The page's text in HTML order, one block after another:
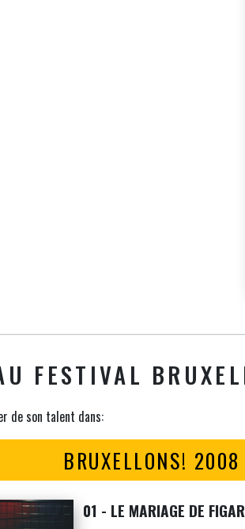
FESTIVAL
de son talent dans:
BRUXELLONS! 2008
01 - LE MARIAGE DE